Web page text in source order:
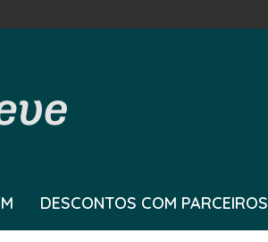
DESCONTOS COM PARCEIROS